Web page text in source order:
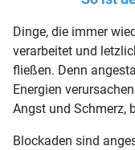
Dinge, die immer
verarbeitet und
fließen. Denn
Energien
Angst und Schmerz,
Blockaden sind